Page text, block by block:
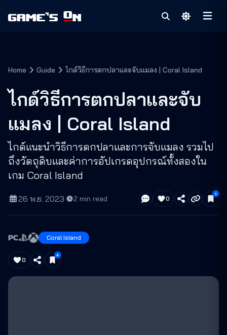
Home Guide ไกด์วิธีการตกปลาและจับแมลง | Coral Island
ไกด์วิธีการตกปลาและจับ
แมลง | Coral Island
ไกด์แนะนำวิธีการตกปลาและการจับแมลง รวมไป
ถึงวัตถุดิบและค่าการอัปเกรดอุปกรณ์ทั้งสองใน
เกม Coral Island
26 พ.ย. 2023· 2 min read 0
Coral Island
0